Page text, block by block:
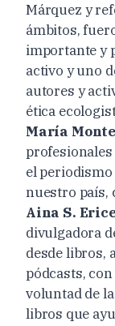
Márquez y
ámbitos,
importante y
activo y uno
autores y
ética
María
el
nuestro país,
Aina S.
divulgadora
desde libros,
pódcasts, con
voluntad del
libros que